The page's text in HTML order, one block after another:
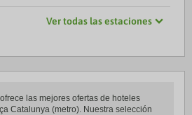
Ver todas las estaciones
las mejores ofertas de hoteles
Catalunya (metro). Nuestra selección